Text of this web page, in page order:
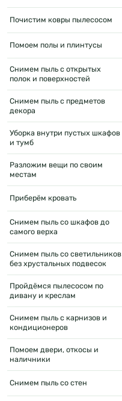
Почистим ковры пылесосом
Помоем полы и плинтусы
Снимем пыль с открытых
полок и поверхностей
Снимем пыль с предметов
декора
Уборка внутри пустых шкафов
и тумб
Разложим вещи по своим
местам
Приберём кровать
Снимем пыль со шкафов до
самого верха
Снимем пыль со светильников
без хрустальных подвесок
Пройдёмся пылесосом по
дивану и креслам
Снимем пыль с карнизов и
кондиционеров
Помоем двери, откосы и
наличники
Снимем пыль со стен